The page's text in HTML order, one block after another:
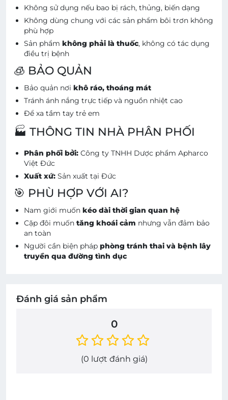
Không sử dụng nếu bao bị rách, thủng, biến dạng
Không dùng chung với các sản phẩm bôi trơn không
phù hợp
Sản phẩm không phải là thuốc, không có tác dụng
điều trị bệnh
🧊 BẢO QUẢN
Bảo quản nơi khô ráo, thoáng mát
Tránh ánh nắng trực tiếp và nguồn nhiệt cao
Để xa tầm tay trẻ em
🏭 THÔNG TIN NHÀ PHÂN PHỐI
Phân phối bởi: Công ty TNHH Dược phẩm Apharco
Việt Đức
Xuất xứ: Sản xuất tại Đức
🎯 PHÙ HỢP VỚI AI?
Nam giới muốn kéo dài thời gian quan hệ
Cặp đôi muốn tăng khoái cảm nhưng vẫn đảm bảo
an toàn
Người cần biện pháp phòng tránh thai và bệnh lây
truyền qua đường tình dục
Đánh giá sản phẩm
0
(0 lượt đánh giá)